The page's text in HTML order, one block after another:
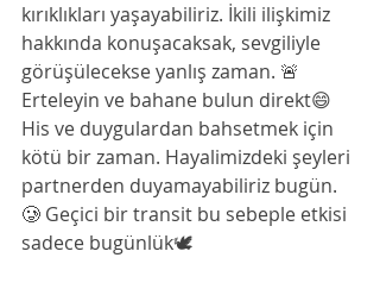
kırıklıkları yaşayabiliriz. İkili ilişkimiz
hakkında konuşacaksak, sevgiliyle
görüşülecekse yanlış zaman. 🚨
Erteleyin ve bahane bulun direkt😄
His ve duygulardan bahsetmek için
kötü bir zaman. Hayalimizdeki şeyleri
partnerden duyamayabiliriz bugün.
🥲 Geçici bir transit bu sebeple etkisi
sadece bugünlük🕊